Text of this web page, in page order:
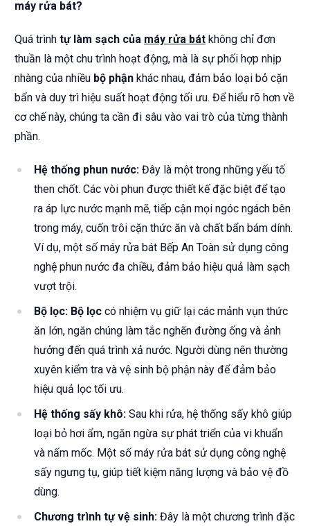
máy rửa bát?
Quá trình tự làm sạch của máy rửa bát không chỉ đơn
thuần là một chu trình hoạt động, mà là sự phối hợp nhịp
nhàng của nhiều bộ phận khác nhau, đảm bảo loại bỏ cặn
bẩn và duy trì hiệu suất hoạt động tối ưu. Để hiểu rõ hơn về
cơ chế này, chúng ta cần đi sâu vào vai trò của từng thành
phần.
Hệ thống phun nước: Đây là một trong những yếu tố
then chốt. Các vòi phun được thiết kế đặc biệt để tạo
ra áp lực nước mạnh mẽ, tiếp cận mọi ngóc ngách bên
trong máy, cuốn trôi cặn thức ăn và chất bẩn bám dính.
Ví dụ, một số máy rửa bát Bếp An Toàn sử dụng công
nghệ phun nước đa chiều, đảm bảo hiệu quả làm sạch
vượt trội.
Bộ lọc: Bộ lọc có nhiệm vụ giữ lại các mảnh vụn thức
ăn lớn, ngăn chúng làm tắc nghẽn đường ống và ảnh
hưởng đến quá trình xả nước. Người dùng nên thường
xuyên kiểm tra và vệ sinh bộ phận này để đảm bảo
hiệu quả lọc tối ưu.
Hệ thống sấy khô: Sau khi rửa, hệ thống sấy khô giúp
loại bỏ hơi ẩm, ngăn ngừa sự phát triển của vi khuẩn
và nấm mốc. Một số máy rửa bát sử dụng công nghệ
sấy ngưng tụ, giúp tiết kiệm năng lượng và bảo vệ đồ
dùng.
Chương trình tự vệ sinh: Đây là một chương trình đặc